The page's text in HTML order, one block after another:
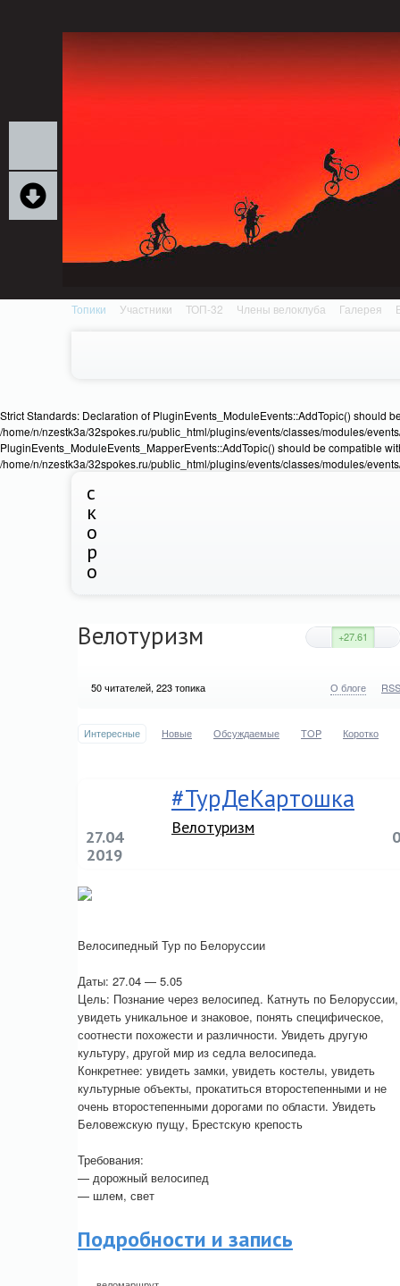
Топики Участники ТОП-32 Члены велоклуба Галерея
Strict Standards: Declaration of PluginEvents_ModuleEvents::AddTopic() should
/home/n/nzestk3a/32spokes.ru/public_html/plugins/events/classes/modules/
PluginEvents_ModuleEvents_MapperEvents::AddTopic() should be compatible
/home/n/nzestk3a/32spokes.ru/public_html/plugins/events/classes/modules/
с
к
о
р
о
Велотуризм +27.61
50читателей, 223 топика О блоге RSS
Интересные Новые Обсуждаемые TOP Коротко
27.04
2019
#ТурДеКартошка
Велотуризм 0
Велосипедный Тур по Белоруссии
Даты: 27.04 — 5.05
Цель: Познание через велосипед. Катнуть по Белоруссии,
увидеть уникальное и знаковое, понять специфическое,
соотнести похожести и различности. Увидеть другую
культуру, другой мир из седла велосипеда.
Конкретнее: увидеть замки, увидеть костелы, увидеть
культурные объекты, прокатиться второстепенными и не
очень второстепенными дорогами по области. Увидеть
Беловежскую пущу, Брестскую крепость
Требования:
— дорожный велосипед
— шлем, свет
Подробности и запись